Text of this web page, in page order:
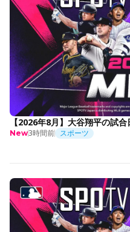
【2026年8月】大谷翔平の試
New3時間前 スポーツ